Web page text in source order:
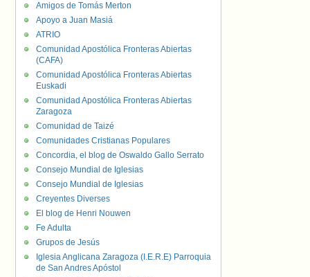
Amigos de Tomás Merton
Apoyo a Juan Masiá
ATRIO
Comunidad Apostólica Fronteras Abiertas
(CAFA)
Comunidad Apostólica Fronteras Abiertas
Euskadi
Comunidad Apostólica Fronteras Abiertas
Zaragoza
Comunidad de Taizé
Comunidades Cristianas Populares
Concordia, el blog de Oswaldo Gallo Serrato
Consejo Mundial de Iglesias
Consejo Mundial de Iglesias
Creyentes Diverses
El blog de Henri Nouwen
Fe Adulta
Grupos de Jesús
Iglesia Anglicana Zaragoza (I.E.R.E) Parroquia
de San Andres Apóstol